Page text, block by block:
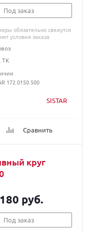
SISTAR
Сравнить
Под заказ
обязательно свяжутся
условия заказа
ТК
172.0150.500
круг
руб.
Под заказ